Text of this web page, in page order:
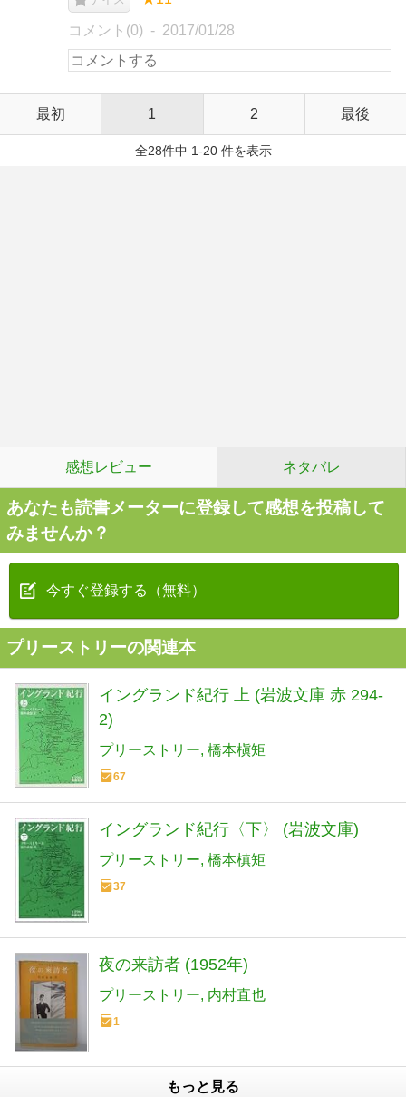
コメント(0) 2017/01/28
最初 1 2 最後
全28件中 1-20 件を表示
感想レビュー ネタバレ
あなたも読書メーターに登録して感想を投稿して
みませんか？
今すぐ登録する（無料）
プリーストリーの関連本
イングランド紀行 上 (岩波文庫 赤 294-
2)
プリーストリー 橋本槇矩
67
イングランド紀行〈下〉 (岩波文庫)
プリーストリー 橋本槙矩
37
夜の来訪者 (1952年)
プリーストリー 内村直也
1
もっと見る